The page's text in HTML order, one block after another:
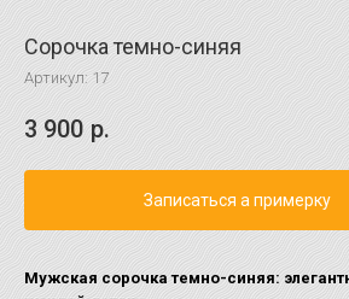
Сорочка темно-синяя
Артикул: 17
3 900 р.
Записаться а примерку
Мужская сорочка темно-синяя: